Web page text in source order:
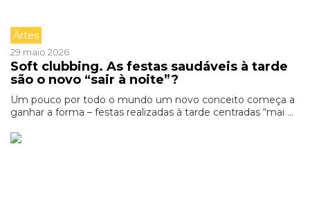
Artes
29 maio 2026
Soft clubbing. As festas saudáveis à tarde
são o novo “sair à noite”?
Um pouco por todo o mundo um novo conceito começa a
ganhar a forma – festas realizadas à tarde centradas “mai ...